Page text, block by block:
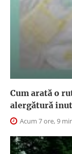
Cum arată o
alergătură
Acum 7 ore, 9